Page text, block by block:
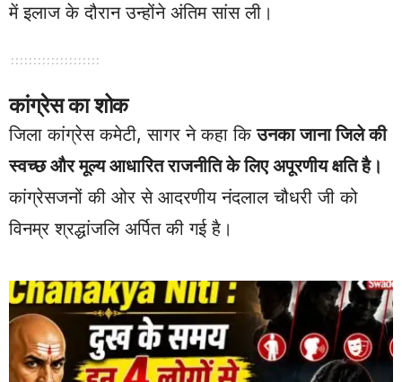
में इलाज के दौरान उन्होंने अंतिम सांस ली।
कांग्रेस का शोक
जिला कांग्रेस कमेटी, सागर ने कहा किउनका जाना जिले की
स्वच्छ और मूल्य आधारित राजनीति के लिए अपूरणीय क्षति है।
कांग्रेसजनों की ओर से आदरणीय नंदलाल चौधरी जी को
विनम्र श्रद्धांजलि अर्पित की गई है।